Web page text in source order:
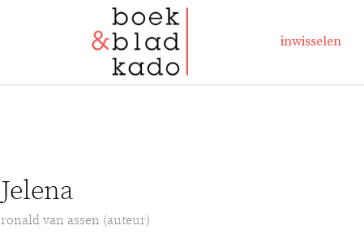
inwisselen
Jelena
ronald van assen (auteur)